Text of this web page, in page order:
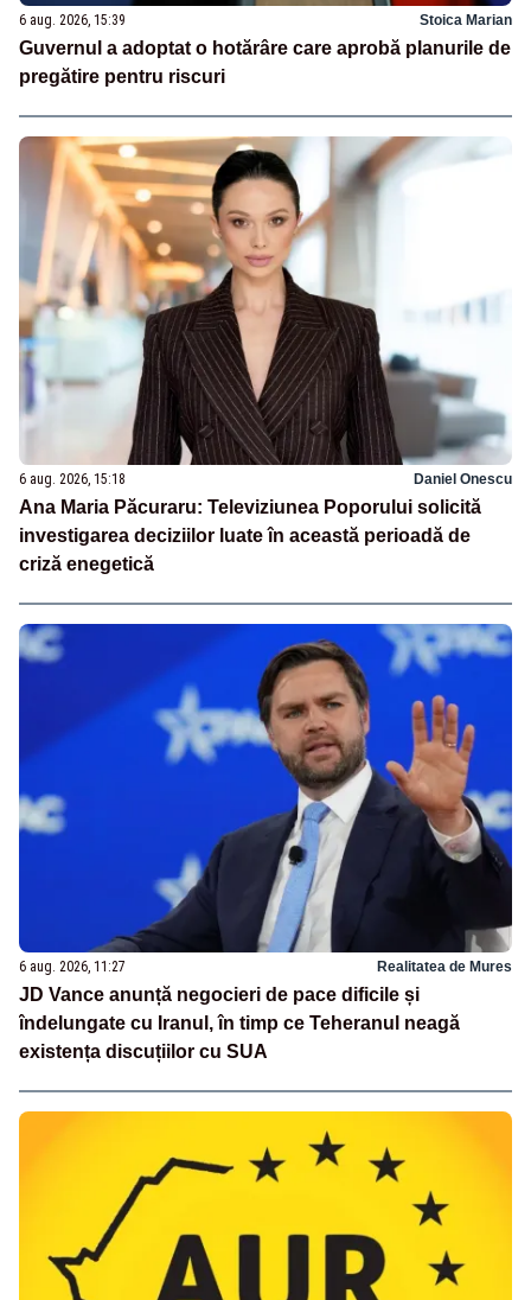
6 aug. 2026, 15:39 Stoica Marian
Guvernul a adoptat o hotărâre care aprobă planurile de
pregătire pentru riscuri
6 aug. 2026, 15:18 Daniel Onescu
Ana Maria Păcuraru: Televiziunea Poporului solicită
investigarea deciziilor luate în această perioadă de
criză enegetică
6 aug. 2026, 11:27 Realitatea de Mures
JD Vance anunță negocieri de pace dificile și
îndelungate cu Iranul, în timp ce Teheranul neagă
existența discuțiilor cu SUA